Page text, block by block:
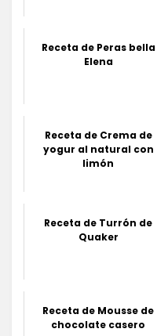
Receta de Peras bella
Elena
Receta de Crema de
yogur al natural con
limón
Receta de Turrón de
Quaker
Receta de Mousse de
chocolate casero